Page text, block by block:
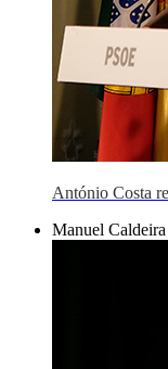
António Costa
Manuel